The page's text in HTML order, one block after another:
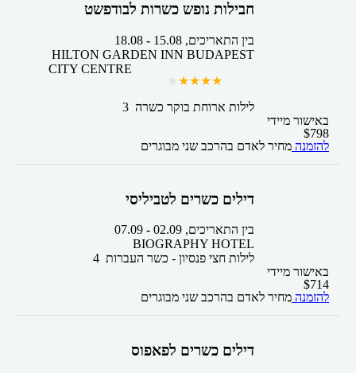
חבילות נופש כשרות לבודפשט
בין התאריכים, -
18.08
HILTON GARDEN INN BUDAPEST
CITY CENTRE
3 לילות ארוחת בוקר כשרה
באישור מיידי
$798
להזמנה מחיר לאדם בהרכב שני מבוגרים
דילים כשרים לטביליסי
בין התאריכים, -
07.09
BIOGRAPHY HOTEL
4 לילות חצי פנסיון - כשר העברות
באישור מיידי
$714
להזמנה מחיר לאדם בהרכב שני מבוגרים
דילים כשרים לפאפוס